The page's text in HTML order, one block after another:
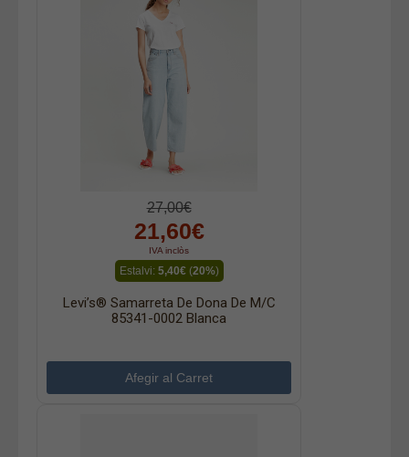
27,00€
21,60€
IVA inclòs
Estalvi: 5,40€(20%)
Levi’s® Samarreta De Dona De M/c
85341-0002 Blanca